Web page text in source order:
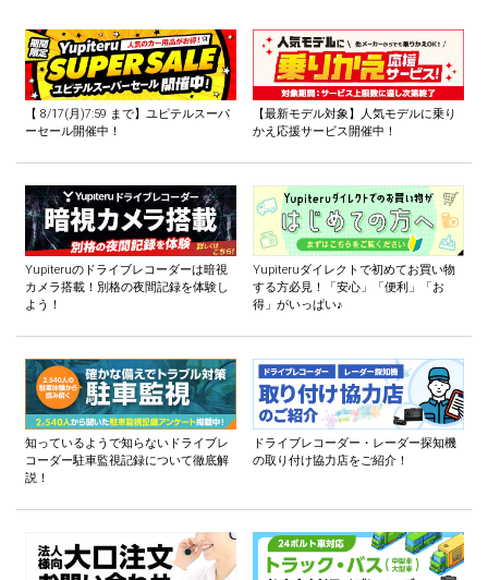
【 8/17(月)7:59 まで】ユピテルスーパ
ーセール開催中！
【最新モデル対象】人気モデルに乗り
かえ応援サービス開催中！
Yupiteruのドライブレコーダーは暗視
カメラ搭載！別格の夜間記録を体験し
よう！
Yupiteruダイレクトで初めてお買い物
する方必見！「安心」「便利」「お
得」がいっぱい♪
知っているようで知らないドライブレ
コーダー駐車監視記録について徹底解
説！
ドライブレコーダー・レーダー探知機
の取り付け協力店をご紹介！